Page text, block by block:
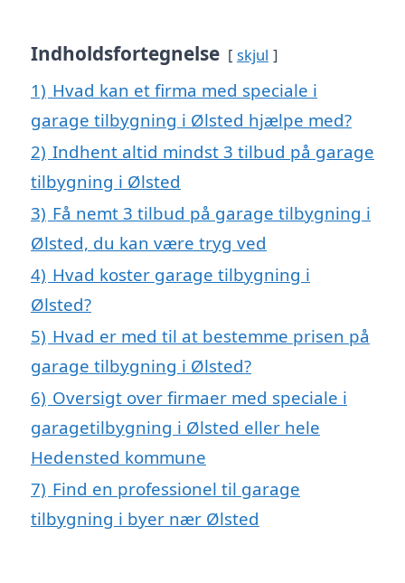
Indholdsfortegnelse skjul
1) Hvad kan et firma med speciale i
garage tilbygning i Ølsted hjælpe med?
2) Indhent altid mindst 3 tilbud på garage
tilbygning i Ølsted
3) Få nemt 3 tilbud på garage tilbygning i
Ølsted, du kan være tryg ved
4) Hvad koster garage tilbygning i
Ølsted?
5) Hvad er med til at bestemme prisen på
garage tilbygning i Ølsted?
6) Oversigt over firmaer med speciale i
garagetilbygning i Ølsted eller hele
Hedensted kommune
7) Find en professionel til garage
tilbygning i byer nær Ølsted